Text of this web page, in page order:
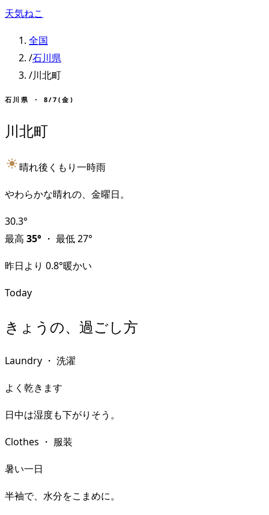
天気ねこ
全国
/石川県
/川北町
石川県 ・ 8/7(金)
川北町
晴れ後くもり一時雨
やわらかな晴れの、金曜日。
30.3°
最高 35° ・ 最低27°
昨日より 0.8°暖かい
Today
きょうの、過ごし方
Laundry ・ 洗濯
よく乾きます
日中は湿度も下がりそう。
Clothes ・ 服装
暑い一日
半袖で、水分をこまめに。